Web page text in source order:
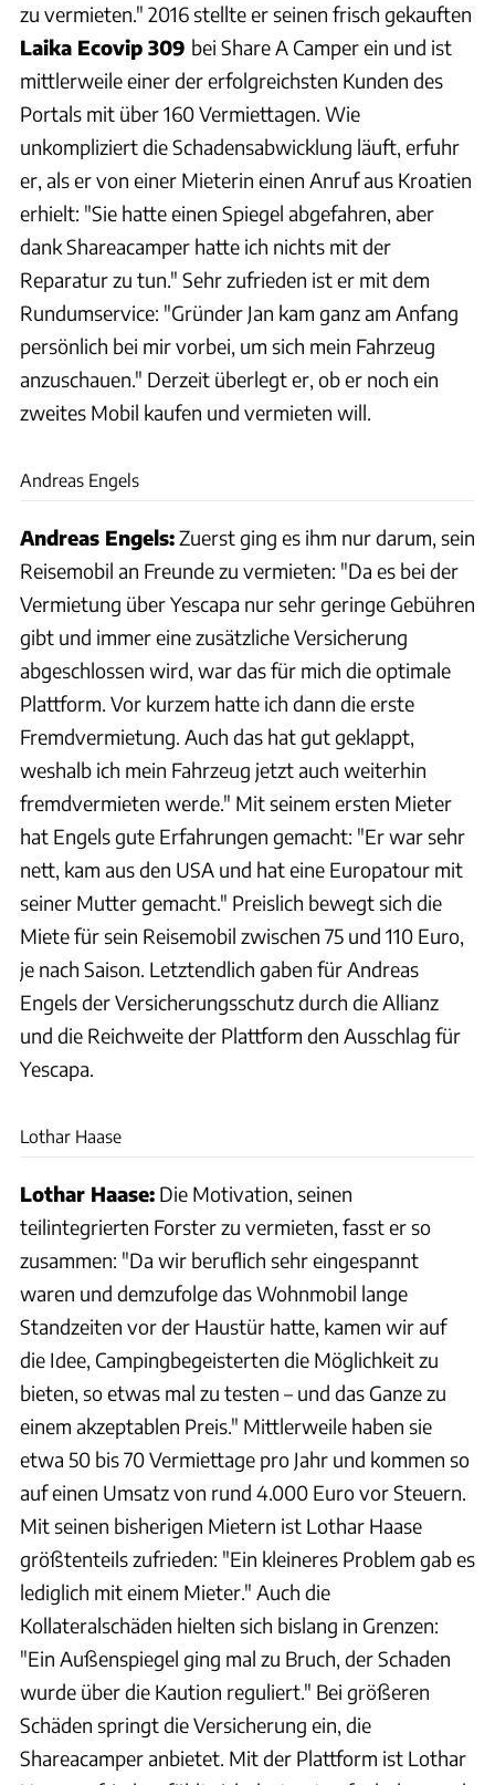
zu vermieten." 2016 stellte er seinen frisch gekauften
Laika Ecovip 309 bei Share A Camper ein und ist
mittlerweile einer der erfolgreichsten Kunden des
Portals mit über 160 Vermiettagen. Wie
unkompliziert die Schadensabwicklung läuft, erfuhr
er, als er von einer Mieterin einen Anruf aus Kroatien
erhielt: "Sie hatte einen Spiegel abgefahren, aber
dank Shareacamper hatte ich nichts mit der
Reparatur zu tun." Sehr zufrieden ist er mit dem
Rundumservice: "Gründer Jan kam ganz am Anfang
persönlich bei mir vorbei, um sich mein Fahrzeug
anzuschauen." Derzeit überlegt er, ob er noch ein
zweites Mobil kaufen und vermieten will.
Andreas Engels
Andreas Engels:Zuerst ging es ihm nur darum, sein
Reisemobil an Freunde zu vermieten: "Da es bei der
Vermietung über Yescapa nur sehr geringe Gebühren
gibt und immer eine zusätzliche Versicherung
abgeschlossen wird, war das für mich die optimale
Plattform. Vor kurzem hatte ich dann die erste
Fremdvermietung. Auch das hat gut geklappt,
weshalb ich mein Fahrzeug jetzt auch weiterhin
fremdvermieten werde." Mit seinem ersten Mieter
hat Engels gute Erfahrungen gemacht: "Er war sehr
nett, kam aus den USA und hat eine Europatour mit
seiner Mutter gemacht." Preislich bewegt sich die
Miete für sein Reisemobil zwischen 75 und 110 Euro,
je nach Saison. Letztendlich gaben für Andreas
Engels der Versicherungsschutz durch die Allianz
und die Reichweite der Plattform den Ausschlag für
Yescapa.
Lothar Haase
Lothar Haase: Die Motivation, seinen
teilintegrierten Forster zu vermieten, fasst er so
zusammen: "Da wir beruflich sehr eingespannt
waren und demzufolge das Wohnmobil lange
Standzeiten vor der Haustür hatte, kamen wir auf
die Idee, Campingbegeisterten die Möglichkeit zu
bieten, so etwas mal zu testen – und das Ganze zu
einem akzeptablen Preis." Mittlerweile haben sie
etwa 50 bis 70 Vermiettage pro Jahr und kommen so
auf einen Umsatz von rund 4.000 Euro vor Steuern.
Mit seinen bisherigen Mietern ist Lothar Haase
größtenteils zufrieden: "Ein kleineres Problem gab es
lediglich mit einem Mieter." Auch die
Kollateralschäden hielten sich bislang in Grenzen:
"Ein Außenspiegel ging mal zu Bruch, der Schaden
wurde über die Kaution reguliert." Bei größeren
Schäden springt die Versicherung ein, die
Shareacamper anbietet. Mit der Plattform ist Lothar